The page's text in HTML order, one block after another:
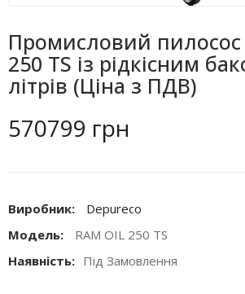
Промисловий пилосос
250 TS із рідкісним
літрів (Ціна з ПДВ)
570799 грн
Виробник:
Depureco
Модель:
RAM OIL 250 TS
Наявність: Під Замовлення